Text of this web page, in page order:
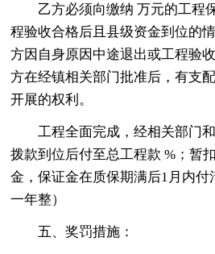
乙方必须向缴纳 万元的工程
程验收合格后且县级资金到位的
方因自身原因中途退出或工程验
方在经镇相关部门批准后，有支
开展的权利。
工程全面完成，经相关部门
拨款到位后付至总工程款 %；暂
金，保证金在质保期满后1月内
一年整）
五、奖罚措施：